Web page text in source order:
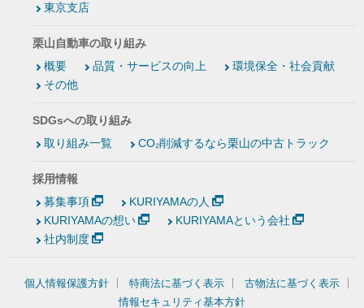
東京支店
栗山自動車の取り組み
概要
品質・サービスの向上
環境保全・社会貢献
その他
SDGsへの取り組み
取り組み一覧
CO₂削減するなら栗山の中古トラック
採用情報
募集事項
KURIYAMAの人
KURIYAMAの想い
KURIYAMAという会社
社内制度
個人情報保護方針 特商法に基づく表示
古物法に基づく表示
情報セキュリティ基本方針